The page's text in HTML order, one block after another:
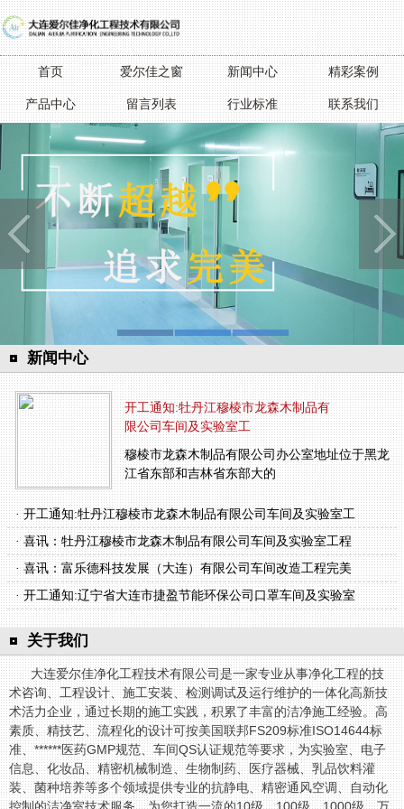
首页 爱尔佳之窗 新闻中心 精彩案例
产品中心 留言列表 行业标准 联系我们
新闻中心
开工通知:牡丹江穆棱市龙森木制品有
限公司车间及实验室工
穆棱市龙森木制品有限公司办公室地址位于黑龙
江省东部和吉林省东部大的
· 开工通知:牡丹江穆棱市龙森木制品有限公司车间及实验室工
· 喜讯：牡丹江穆棱市龙森木制品有限公司车间及实验室工程
· 喜讯：富乐德科技发展（大连）有限公司车间改造工程完美
· 开工通知:辽宁省大连市捷盈节能环保公司口罩车间及实验室
关于我们
大连爱尔佳净化工程技术有限公司是一家专业从事净化工程的技
术咨询、工程设计、施工安装、检测调试及运行维护的一体化高新技
术活力企业，通过长期的施工实践，积累了丰富的洁净施工经验。高
素质、精技艺、流程化的设计可按美国联邦FS209标准ISO14644标
准、******医药GMP规范、车间QS认证规范等要求，为实验室、电子
信息、化妆品、精密机械制造、生物制药、医疗器械、乳品饮料灌
装、菌种培养等多个领域提供专业的抗静电、精密通风空调、自动化